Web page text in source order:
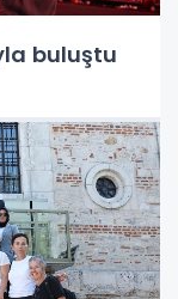
buluştu